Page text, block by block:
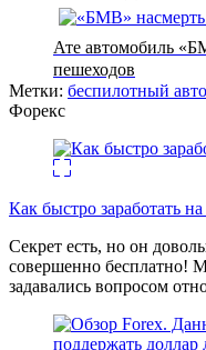
Ате автомобиль
пешеходов
Метки: беспилотный
Форекс
Как быстро заработать
Секрет есть, но он
совершенно бесплатно!
задавались вопросом